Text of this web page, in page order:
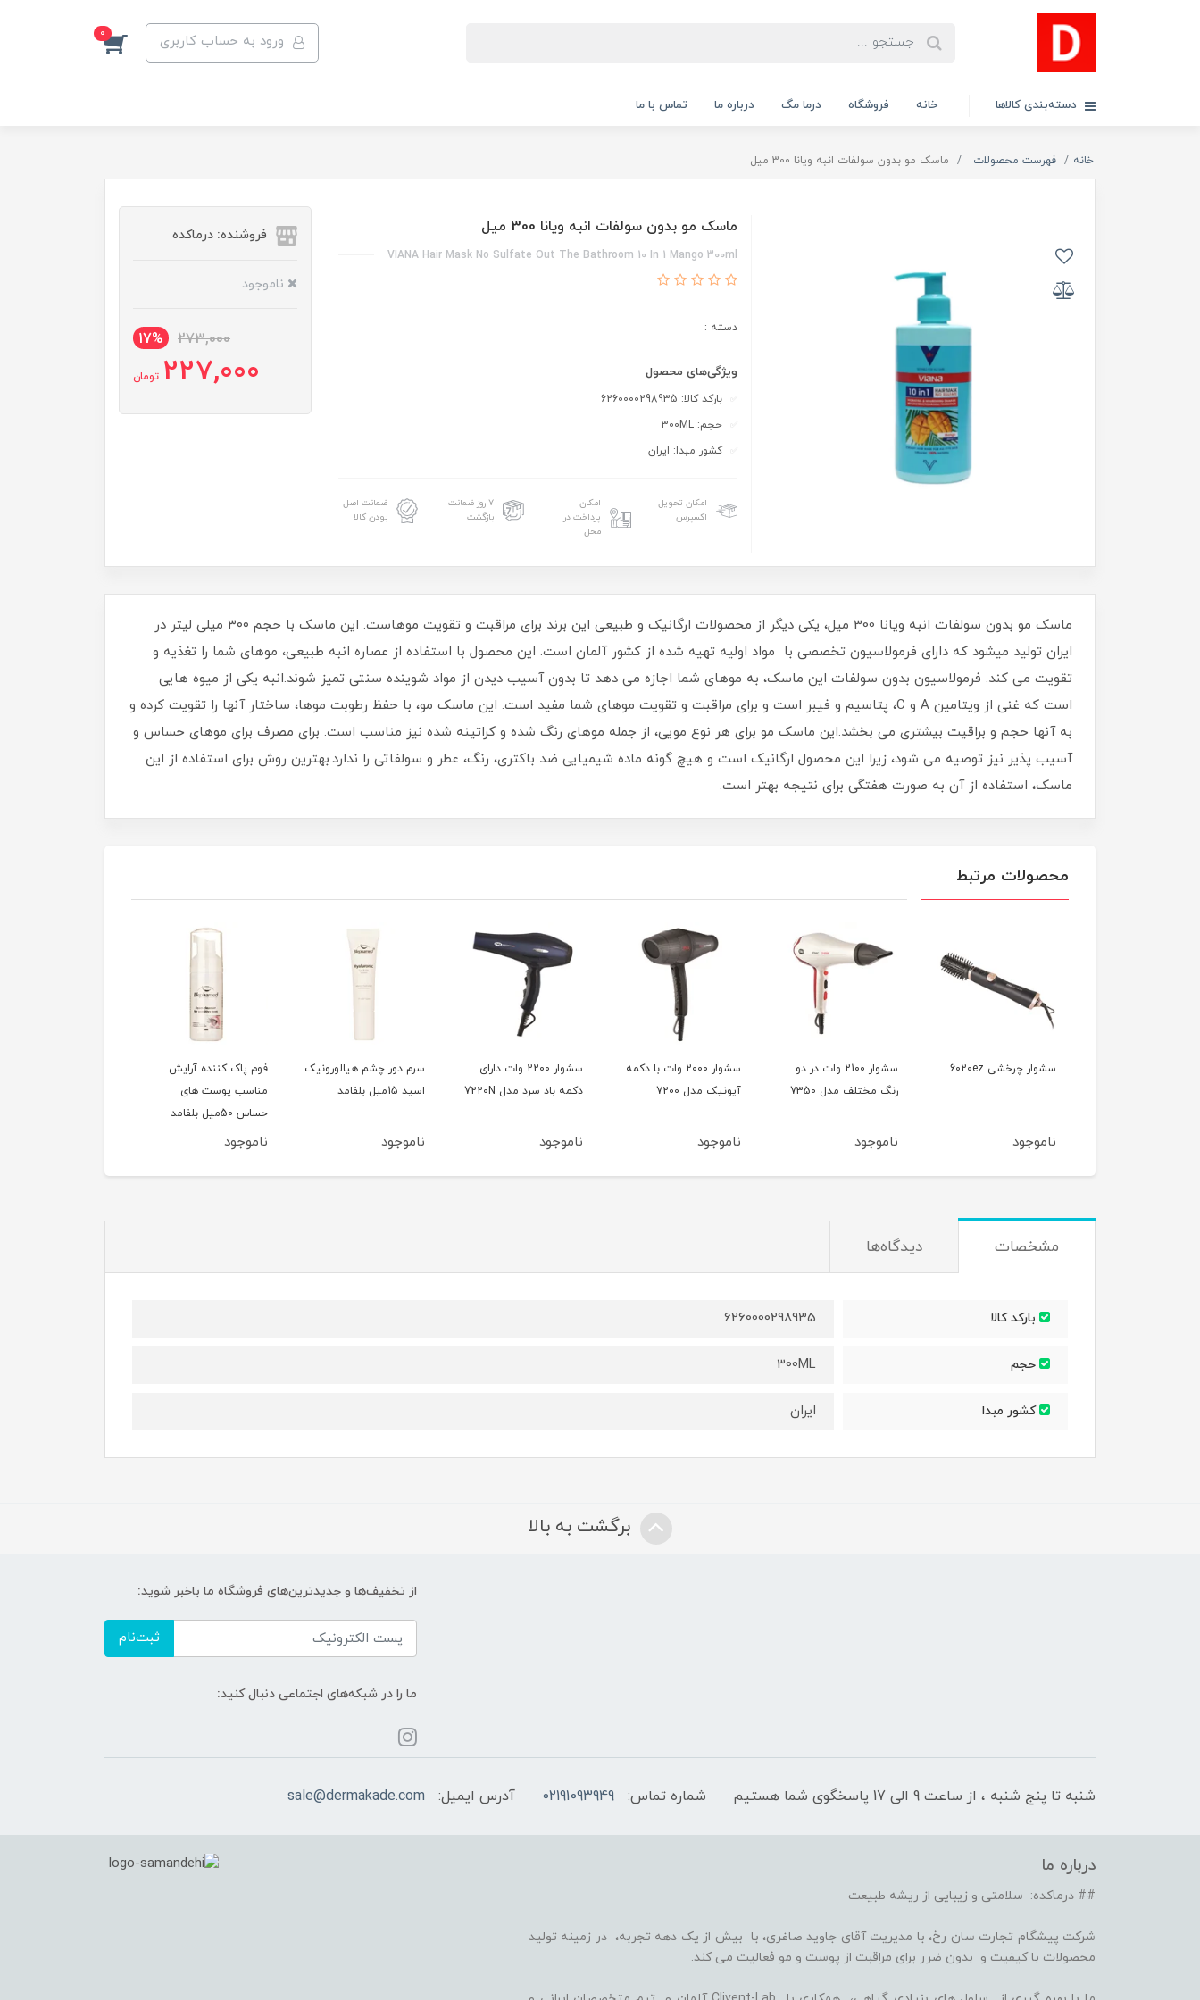
ورود به حساب کاربری 0
دسته‌بندی کالاها خانه فروشگاه درما مگ درباره ما تماس با ما
خانه فهرست محصولات ماسک مو بدون سولفات انبه ویانا 300 میل
ماسک مو بدون سولفات انبه ویانا 300 میل
VIANA Hair Mask No Sulfate Out The Bathroom 10 In 1 Mango 300ml
دسته :
ویژگی‌های محصول
بارکد کالا: 6260000298935
حجم: 300ML
کشور مبدا: ایران
امکان تحویل
اکسپرس
امکان
پرداخت در
محل
۷ روز ضمانت
بازگشت
ضمانت اصل
بودن کالا
فروشنده: درماکده
ناموجود
273,000
17%
227,000 تومان
ماسک مو بدون سولفات انبه ویانا 300 میل، یکی دیگر از محصولات ارگانیک و طبیعی این برند برای مراقبت و تقویت موهاست. این ماسک با حجم ۳۰۰ میلی لیتر در
ایران تولید میشود که دارای فرمولاسیون تخصصی با مواد اولیه تهیه شده از کشور آلمان است. این محصول با استفاده از عصاره انبه طبیعی، موهای شما را تغذیه و
تقویت می کند. فرمولاسیون بدون سولفات این ماسک، به موهای شما اجازه می دهد تا بدون آسیب دیدن از مواد شوینده سنتی تمیز شوند.انبه یکی از میوه هایی
است که غنی از ویتامین A و C، پتاسیم و فیبر است و برای مراقبت و تقویت موهای شما مفید است. این ماسک مو، با حفظ رطوبت موها، ساختار آنها را تقویت کرده و
به آنها حجم و براقیت بیشتری می بخشد.این ماسک مو برای هر نوع مویی، از جمله موهای رنگ شده و کراتینه شده نیز مناسب است. برای مصرف برای موهای حساس و
آسیب پذیر نیز توصیه می شود، زیرا این محصول ارگانیک است و هیچ گونه ماده شیمیایی ضد باکتری، رنگ، عطر و سولفاتی را ندارد.بهترین روش برای استفاده از این
ماسک، استفاده از آن به صورت هفتگی برای نتیجه بهتر است.
محصولات مرتبط
سشوار چرخشی 6020ez
ناموجود
سشوار 2100 وات در دو
رنگ مختلف مدل 7350
ناموجود
سشوار 2000 وات با دکمه
آیونیک مدل 7200
ناموجود
سشوار 2200 وات دارای
دکمه باد سرد مدل 7220N
ناموجود
سرم دور چشم هیالورونیک
اسید 15میل بلفامد
ناموجود
فوم پاک کننده آرایش
مناسب پوست های
حساس 50میل بلفامد
ناموجود
مشخصات دیدگاه‌ها
بارکد کالا 6260000298935
حجم 300ML
کشور مبدا ایران
برگشت به بالا
از تخفیف‌ها و جدیدترین‌های فروشگاه ما باخبر شوید:
ثبت‌نام
ما را در شبکه‌های اجتماعی دنبال کنید:
شنبه تا پنج شنبه ، از ساعت 9 الی 17 پاسخگوی شما هستیم شماره تماس: 02191093949 آدرس ایمیل: sale@dermakade.com
درباره ما
## درماکده: سلامتی و زیبایی از ریشه طبیعت
شرکت پیشگام تجارت سان رخ، با مدیریت آقای جاوید صاغری، با بیش از یک دهه تجربه، در زمینه تولید
محصولات با کیفیت و بدون ضرر برای مراقبت از پوست و مو فعالیت می کند.